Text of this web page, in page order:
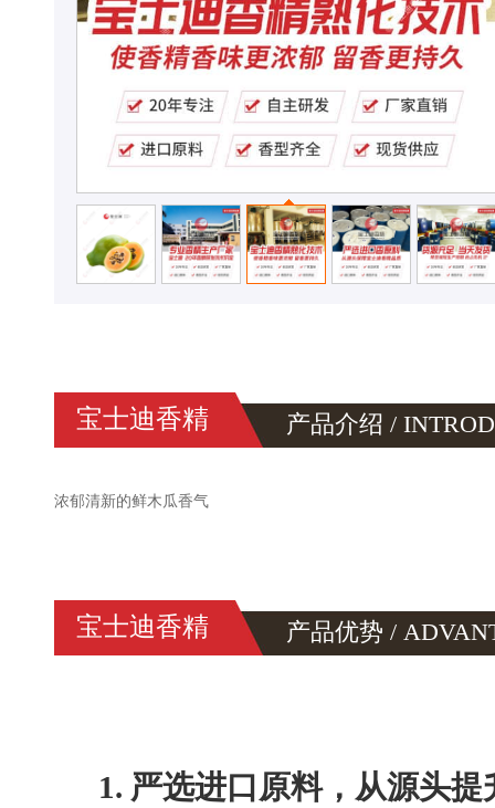
宝士迪香精 产品介绍 /
浓郁清新的鲜木瓜香气
宝士迪香精 产品优势 /
1. 严选进口原料，从源头